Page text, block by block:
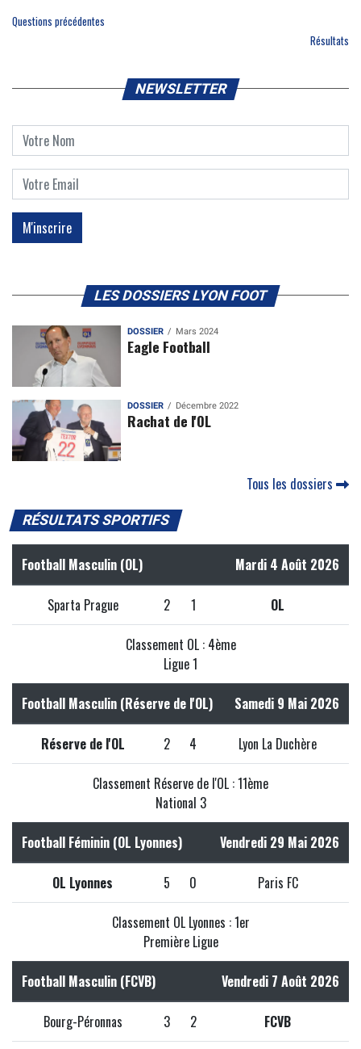
Questions précédentes
Résultats
NEWSLETTER
LES DOSSIERS LYON FOOT
DOSSIER Mars 2024
Eagle Football
DOSSIER Décembre 2022
Rachat de l'OL
Tous les dossiers
RÉSULTATS SPORTIFS
Football Masculin (OL) Mardi 4 Août 2026
Sparta Prague 2 1 OL
Classement OL : 4ème
Ligue 1
Football Masculin (Réserve de l'OL) Samedi 9 Mai 2026
Réserve de l'OL 2 4 Lyon La Duchère
Classement Réserve de l'OL : 11ème
National 3
Football Féminin (OL Lyonnes) Vendredi 29 Mai 2026
OL Lyonnes 5 0 Paris FC
Classement OL Lyonnes : 1er
Première Ligue
Football Masculin (FCVB) Vendredi 7 Août 2026
Bourg-Péronnas 3 2 FCVB